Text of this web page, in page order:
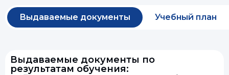
Выдаваемые документы Учебный план
Выдаваемые документы по
результатам обучения: